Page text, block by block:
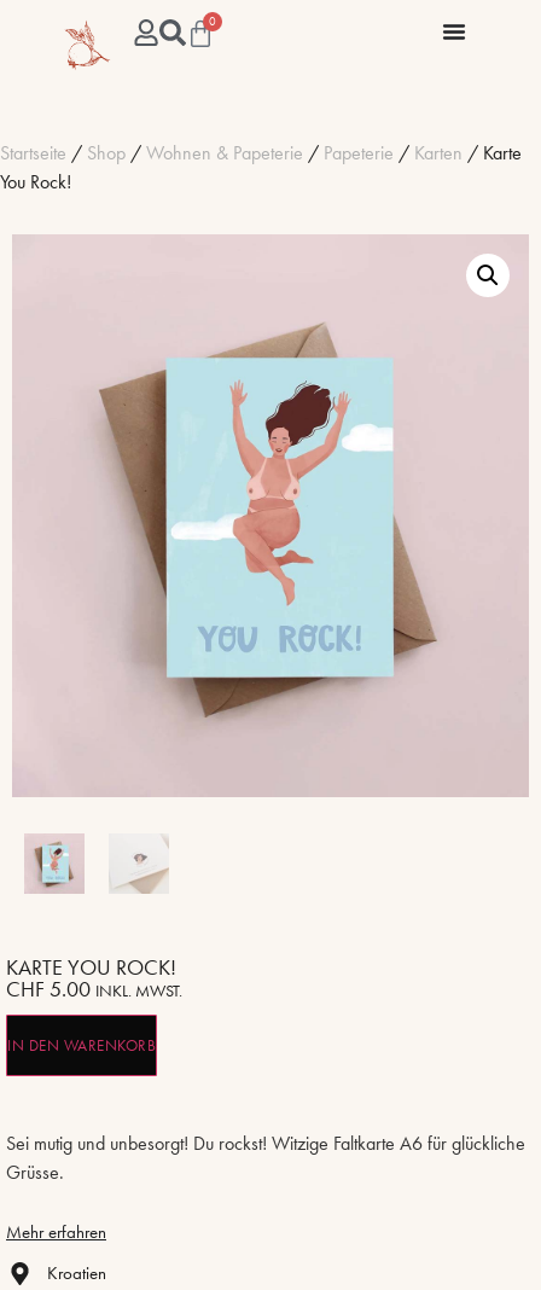
0
Startseite / Shop /Wohnen & Papeterie / Papeterie / Karten / Karte
You Rock!
KARTE YOU ROCK!
CHF 5.00 INKL. MWST.
IN DEN WARENKORB
Sei mutig und unbesorgt! Du rockst! Witzige Faltkarte A6 für glückliche
Grüsse.
Mehr erfahren
Kroatien